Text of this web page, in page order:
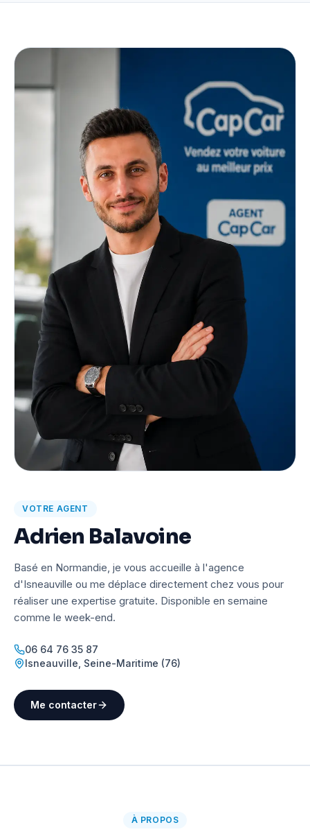
VOTRE AGENT
Adrien Balavoine
Basé en Normandie, je vous accueille à l'agence
d'Isneauville ou me déplace directement chez vous pour
réaliser une expertise gratuite. Disponible en semaine
comme le week-end.
06 64 76 35 87
Isneauville Seine-Maritime (76)
Me contacter
À PROPOS